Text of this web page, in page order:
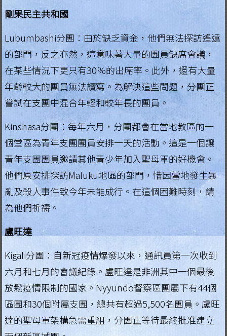
o
n
o
f
M
a
r
y
.
H
o
n
g
K
o
g
e
g
i
a
剛果民主共和國
Lubumbashi分團：由於缺乏資金，他們無法探訪遙遠
的部門，反之亦然，這意味著大量的團員缺席會議，
在某些情況下更只有30％的出席率。此外，還有大量
年齡較大的團員無法讀寫。為解決這些問題，分團正
嘗試在支團中混合年輕和較年長的團員。
Kinshasa分團：每年六月，分團都會在當地教區的一
個堂區為青年支團團員安排一天的活動。這是一個讓
青年支團團員邀請其他青少年加入聖母軍的好機會。
他們原安排探訪Maluku地區的部門，惜因當地發生暴
亂及殺人事件致今年未能成行。在這個困難時刻，請
為他們祈禱。
盧旺達
Kigali分團：自新冠疫情爆發以來，通訊員第一次收到
六月和七月的會議紀錄。盧旺達是非洲其中一個最後
放鬆疫情限制的國家。Nyyundo督察區團屬下有44個
區團和30個附屬支團，總共有超過5,500名團員。盧旺
達的聖母軍架構急需重組，分團正等待最終批准建立